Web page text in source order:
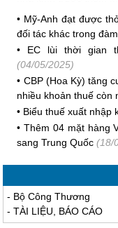
• Mỹ-Anh đạt được
đối tác khác trong
• EC lùi thời gian
(04/05/2025)
• CBP (Hoa Kỳ) tăng
nhiều khoản thuế còn
• Biểu thuế xuất nhập
•Thêm 04 mặt hàng
sang Trung Quốc (18/
- Bộ Công Thương
-TÀI LIỆU, BÁO CÁO